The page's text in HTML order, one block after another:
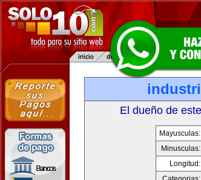
El dueño de
Mayusculas:
Minusculas:
Longitud: